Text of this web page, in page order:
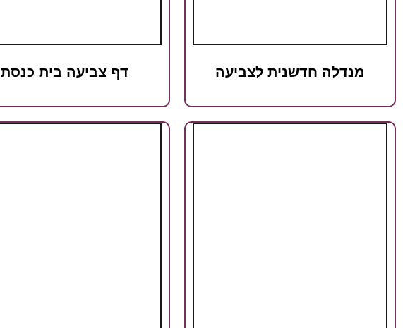
מנדלה חדשנית לצביעה דף צביעה בית כנסת